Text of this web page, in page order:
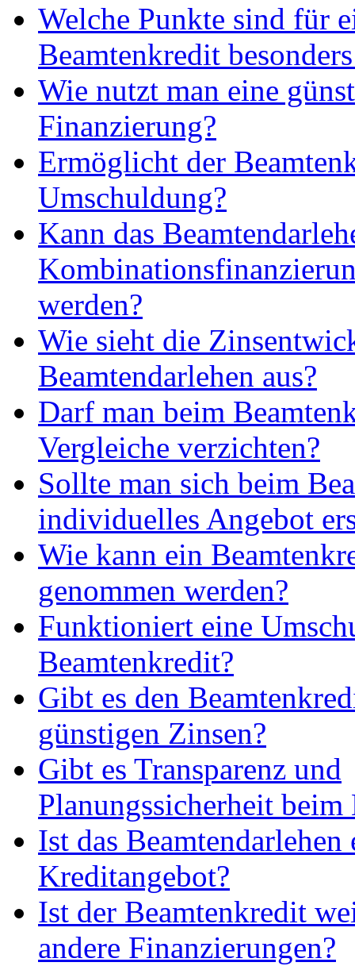
Welche Punkte sind für
Beamtenkredit
Wie nutzt man eine
Finanzierung?
Ermöglicht der
Umschuldung?
Kann das
werden?
Wie sieht die
Beamtendarlehen aus?
Darf man beim
Vergleiche verzichten?
Sollte man sich beim
individuelles Angebot
Wie kann ein
genommen werden?
Funktioniert eine
Beamtenkredit?
Gibt es den
günstigen Zinsen?
Gibt es Transparenz und
Planungssicherheit beim
Ist das Beamtendarlehen
Kreditangebot?
Ist der Beamtenkredit
andere Finanzierungen?